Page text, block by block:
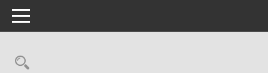
Toggle navigation
Rechercheauswahl